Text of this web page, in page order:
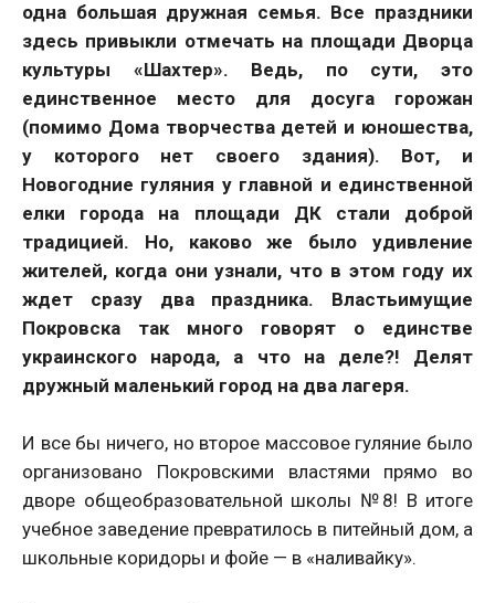
одна большая дружная семья. Все праздники
здесь привыкли отмечать на площади Дворца
культуры «Шахтер». Ведь, по сути, это
единственное место для досуга горожан
(помимо Дома творчества детей и юношества,
у которого нет своего здания). Вот, и
Новогодние гуляния у главной и единственной
елки города на площади ДК стали доброй
традицией. Но, каково же было удивление
жителей, когда они узнали, что в этом году их
ждет сразу два праздника. Властьимущие
Покровска так много говорят о единстве
украинского народа, а что на деле?! Делят
дружный маленький город на два лагеря.
И все бы ничего, но второе массовое гуляние было
организовано Покровскими властями прямо во
дворе общеобразовательной школы №8! В итоге
учебное заведение превратилось в питейный дом, а
школьные коридоры и фойе — в «наливайку».